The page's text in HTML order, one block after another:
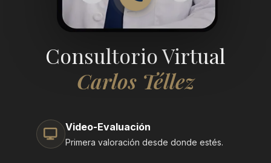
Consultorio Virtual
Carlos Téllez
Video-Evaluación
Primera valoración desde donde estés.